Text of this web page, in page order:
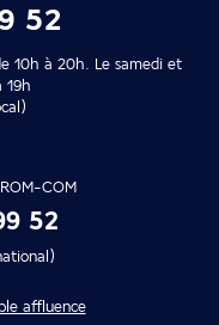
52
10h à 20h. Le samedi et
19h
COM
52
affluence